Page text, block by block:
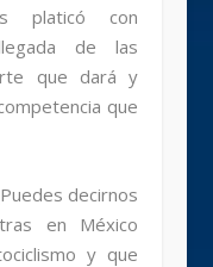
platicó con
de las
que dará y
que
decirnos
en México
y que